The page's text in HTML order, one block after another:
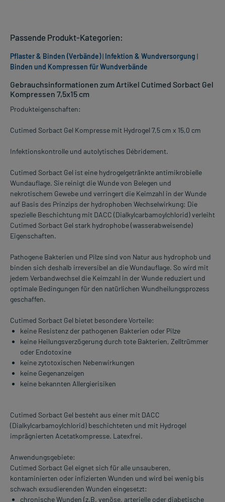
Gebrauchsinformationen zum Artikel Cutimed Sorbact Gel
Kompressen 7,5x15 cm
Produkteigenschaften:
Cutimed Sorbact Gel Kompresse mit Hydrogel 7,5 cm x 15,0 cm
Infektionskontrolle und autolytisches Débridement.
Cutimed Sorbact Gel ist eine hydrogelgetränkte antimikrobielle
Wundauflage. Sie reinigt die Wunde von Belegen und
nekrotischem Gewebe und verringert die Keimzahl in der Wunde
auf Basis des Prinzips der hydrophoben Wechselwirkung: Die
spezielle Beschichtung mit DACC (Dialkylcarbamoylchlorid) verleiht
Cutimed Sorbact Gel stark hydrophobe (wasserabweisende)
Eigenschaften.
Pathogene Bakterien und Pilze sind von Natur aus hydrophob und
binden sich deshalb irreversibel an die Wundauflage. So wird mit
jedem Verbandwechsel die Keimzahl in der Wunde reduziert und
optimale Bedingungen für den natürlichen Wundheilungsprozess
geschaffen.
Cutimed Sorbact Gel bietet besondere Vorteile:
keine Resistenz der pathogenen Bakterien oder Pilze
keine Heilungsverzögerung durch tote Bakterien, Zelltrümmer
oder Endotoxine
keine zytotoxischen Nebenwirkungen
keine Gegenanzeigen
keine bekannten Allergierisiken
Cutimed Sorbact Gel besteht aus einer mit DACC
(Dialkylcarbamoylchlorid) beschichteten und mit Hydrogel
imprägnierten Acetatkompresse. Latexfrei.
Anwendungsgebiete:
Cutimed Sorbact Gel eignet sich für alle unsauberen,
kontaminierten oder infizierten Wunden und wird bei wenig bis
schwach exsudierenden Wunden eingesetzt:
chronische Wunden (z.B. venöse, arterielle oder diabetische
Passende Produkt-Kategorien:
Pflaster & Binden (Verbände)| Infektion & Wundversorgung |
Binden und Kompressen für Wundverbände